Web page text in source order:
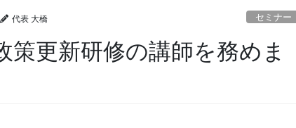
代表 大橋 セミナー
策更新研修の講師を務めま